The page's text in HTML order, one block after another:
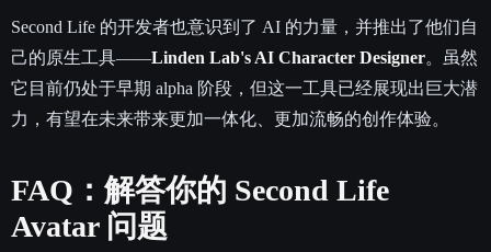
Second Life 的开发者也意识到了 AI 的力量，并推出了他们自
己的原生工具——Linden Lab's AI Character Designer。虽然
它目前仍处于早期 alpha 阶段，但这一工具已经展现出巨大潜
力，有望在未来带来更加一体化、更加流畅的创作体验。
FAQ：解答你的 Second Life
Avatar 问题